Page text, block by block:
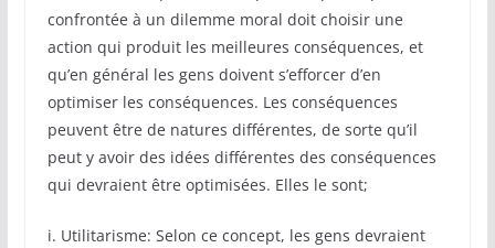
confrontée à un dilemme moral doit choisir une
action qui produit les meilleures conséquences, et
qu’en général les gens doivent s’efforcer d’en
optimiser les conséquences. Les conséquences
peuvent être de natures différentes, de sorte qu’il
peut y avoir des idées différentes des conséquences
qui devraient être optimisées. Elles le sont;
i. Utilitarisme: Selon ce concept, les gens devraient